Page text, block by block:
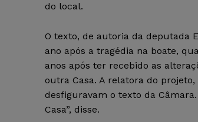
do local.
O texto, de autoria da deputada
ano após a tragédia na boate,
anos após ter recebido as
outra Casa. A relatora do
desfiguravam o texto da
Casa”, disse.